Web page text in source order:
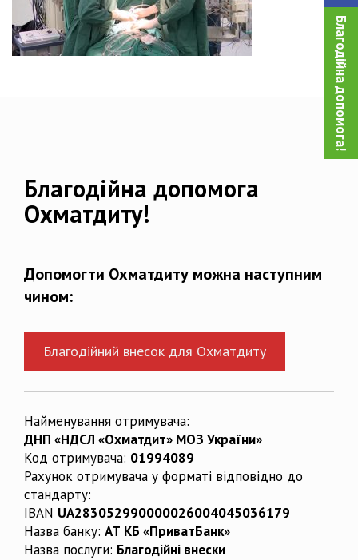
Благодійна допомога!
Благодійна допомога
Охматдиту!
Допомогти Охматдиту можна наступним
чином:
Благодійний внесок для Охматдиту
Найменування отримувача:
ДНП «НДСЛ «Охматдит» МОЗ України»
Код отримувача: 01994089
Рахунок отримувача у форматі відповідно до
стандарту:
IBAN UA283052990000026004045036179
Назва банку: АТ КБ «ПриватБанк»
Назва послуги: Благодійні внески